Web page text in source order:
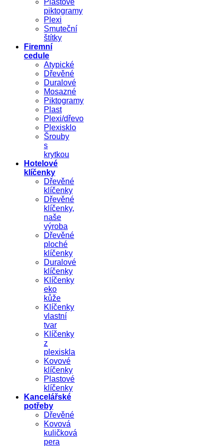
piktogramy
Plexi
Smuteční
štítky
Firemní
cedule
Atypické
Dřevěné
Duralové
Mosazné
Piktogramy
Plast
Plexi/dřevo
Plexisklo
Šrouby
s
krytkou
Hotelové
klíčenky
Dřevěné
klíčenky
Dřevěné
klíčenky,
naše
výroba
Dřevěné
ploché
klíčenky
Duralové
klíčenky
Klíčenky
eko
kůže
Klíčenky
vlastní
tvar
Klíčenky
z
plexiskla
Kovové
klíčenky
Plastové
klíčenky
Kancelářské
potřeby
Dřevěné
Kovová
kuličková
pera